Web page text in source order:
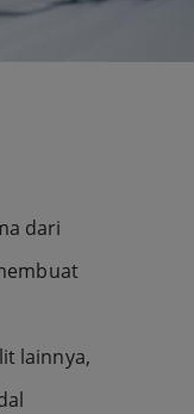
dari
lainnya,